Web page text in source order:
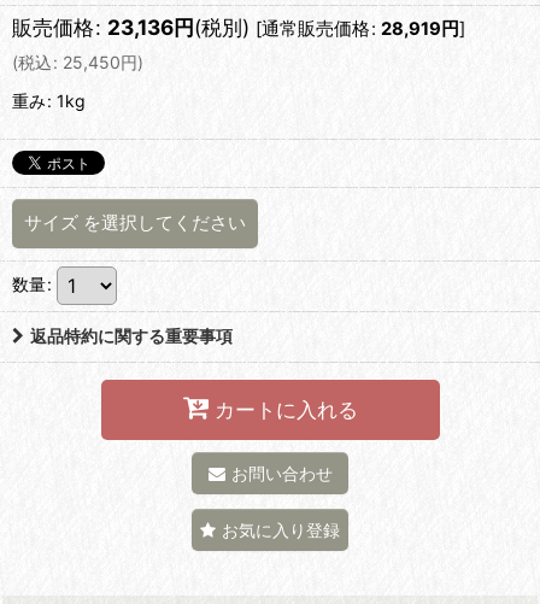
販売価格: 23,136円(税別) [通常販売価格: 28,919 円]
(税込: 25,450円)
重み: 1kg
サイズ を選択してください
数量:
返品特約に関する重要事項
カートに入れる
お問い合わせ
お気に入り登録